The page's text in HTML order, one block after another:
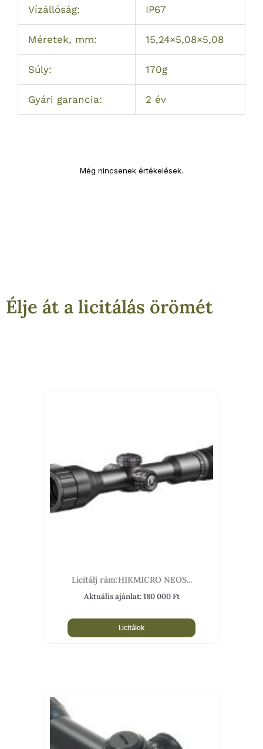
Vízállóság: IP67
Méretek, mm: 15,24×5,08×5,08
Súly: 170g
Gyári garancia: 2 év
Még nincsenek értékelések.
Élje át a licitálás örömét
Licitálj rám:HIKMICRO NEOS...
Aktuális ajánlat:180 000Ft
Licitálok